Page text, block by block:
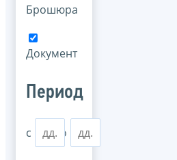
Брошюра
Документ
Период
с по